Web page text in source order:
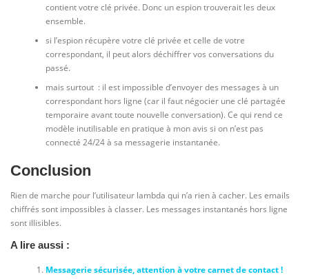
contient votre clé privée. Donc un espion trouverait les deux
ensemble.
si l’espion récupère votre clé privée et celle de votre
correspondant, il peut alors déchiffrer vos conversations du
passé.
mais surtout : il est impossible d’envoyer des messages à un
correspondant hors ligne (car il faut négocier une clé partagée
temporaire avant toute nouvelle conversation). Ce qui rend ce
modèle inutilisable en pratique à mon avis si on n’est pas
connecté 24/24 à sa messagerie instantanée.
Conclusion
Rien de marche pour l’utilisateur lambda qui n’a rien à cacher. Les emails
chiffrés sont impossibles à classer. Les messages instantanés hors ligne
sont illisibles.
A lire aussi :
Messagerie sécurisée, attention à votre carnet de contact !